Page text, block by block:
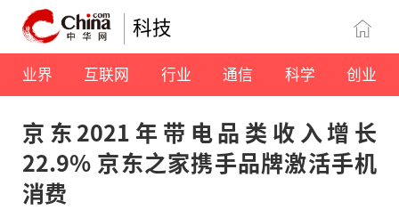
科技
业界 互联网 行业 通信 科学 创业
京东2021年带电品类收入增长
22.9% 京东之家携手品牌激活手机
消费